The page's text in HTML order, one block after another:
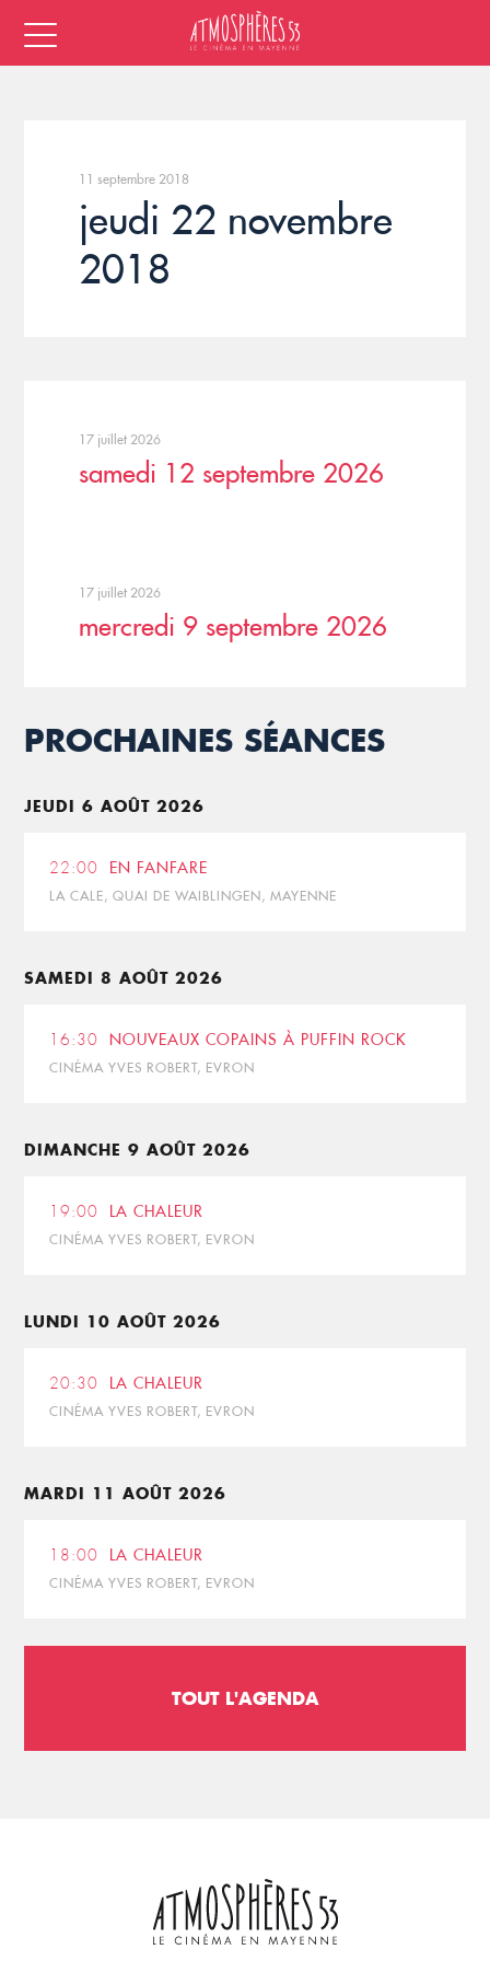
11 septembre 2018
jeudi 22 novembre
2018
17 juillet 2026
samedi 12 septembre 2026
17 juillet 2026
mercredi 9 septembre 2026
PROCHAINES SÉANCES
JEUDI 6 AOÛT 2026
22:00 EN FANFARE
LA CALE, QUAI DE WAIBLINGEN, MAYENNE
SAMEDI 8 AOÛT 2026
16:30 NOUVEAUX COPAINS À PUFFIN ROCK
CINÉMA YVES ROBERT, EVRON
DIMANCHE 9 AOÛT 2026
19:00 LA CHALEUR
CINÉMA YVES ROBERT, EVRON
LUNDI 10 AOÛT 2026
20:30 LA CHALEUR
CINÉMA YVES ROBERT, EVRON
MARDI 11 AOÛT 2026
18:00 LA CHALEUR
CINÉMA YVES ROBERT, EVRON
TOUT L'AGENDA